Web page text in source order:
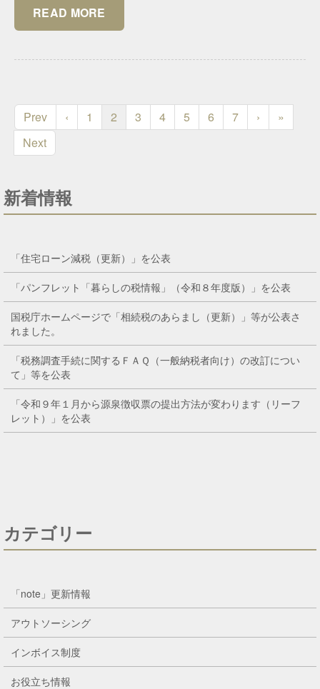
READ MORE
Prev ‹ 1 2 3 4 5 6 7 ›
»
Next
新着情報
「住宅ローン減税（更新）」を公表
「パンフレット「暮らしの税情報」（令和８年度版）」を公表
国税庁ホームページで「相続税のあらまし（更新）」等が公表さ
れました。
「税務調査手続に関するＦＡＱ（一般納税者向け）の改訂につい
て」等を公表
「令和９年１月から源泉徴収票の提出方法が変わります（リーフ
レット）」を公表
カテゴリー
「note」更新情報
アウトソーシング
インボイス制度
お役立ち情報